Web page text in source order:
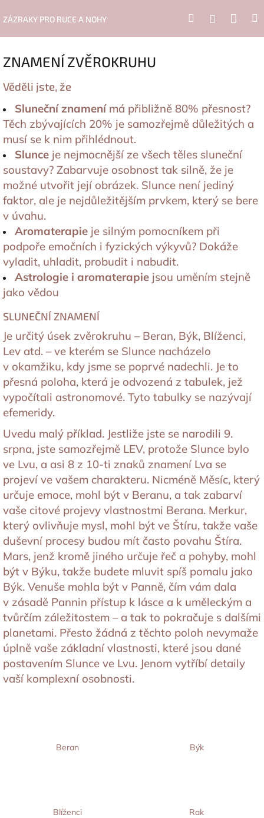
naZÁZRAKY PRO RUCE A NOHY HledatPřihlášení
ZNAMENÍ ZVĚROKRUHU
Věděli jste, že
Sluneční znamenímá přibližně 80% přesnost?
Těch zbývajících 20% je samozřejmě důležitých a
musí se k nim přihlédnout.
Slunce je nejmocnější ze všech těles sluneční
soustavy? Zabarvuje osobnost tak silně, že je
možné utvořit její obrázek. Slunce není jediný
faktor, ale je nejdůležitějším prvkem, který se bere
v úvahu.
Aromaterapie je silným pomocníkem při
podpoře emočních i fyzických výkyvů? Dokáže
vyladit, uhladit, probudit i nabudit.
Astrologie i aromaterapie jsou uměním stejně
jako vědou
SLUNEČNÍ ZNAMENÍ
Je určitý úsek zvěrokruhu – Beran, Býk, Blíženci,
Lev atd. – ve kterém se Slunce nacházelo
v okamžiku, kdy jsme se poprvé nadechli. Je to
přesná poloha, která je odvozená z tabulek, jež
vypočítali astronomové. Tyto tabulky se nazývají
efemeridy.
Uvedu malý příklad. Jestliže jste se narodili 9.
srpna, jste samozřejmě LEV, protože Slunce bylo
ve Lvu, a asi 8 z 10-ti znaků znamení Lva se
projeví ve vašem charakteru. Nicméně Měsíc, který
určuje emoce, mohl být v Beranu, a tak zabarví
vaše citové projevy vlastnostmi Berana. Merkur,
který ovlivňuje mysl, mohl být ve Štíru, takže vaše
duševní procesy budou mít často povahu Štíra.
Mars, jenž kromě jiného určuje řeč a pohyby, mohl
být v Býku, takže budete mluvit spíš pomalu jako
Býk. Venuše mohla být v Panně, čím vám dala
v zásadě Pannin přístup k lásce a k uměleckým a
tvůrčím záležitostem – a tak to pokračuje s dalšími
planetami. Přesto žádná z těchto poloh nevymaže
úplně vaše základní vlastnosti, které jsou dané
postavením Slunce ve Lvu. Jenom vytříbí detaily
vaší komplexní osobnosti.
Beran Býk
Blíženci Rak